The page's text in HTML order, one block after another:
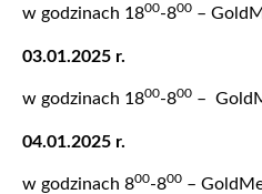
w godzinach 1800-800 –
03.01.2025 r.
w godzinach 1800-800 –
04.01.2025 r.
w godzinach 800-800 –